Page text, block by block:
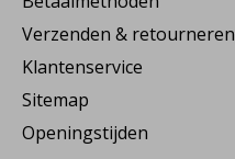
Verzenden & retourneren
Klantenservice
Sitemap
Openingstijden